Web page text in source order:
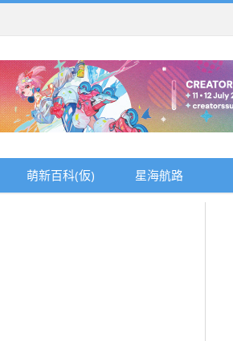
萌新百科(仮) 星海航路